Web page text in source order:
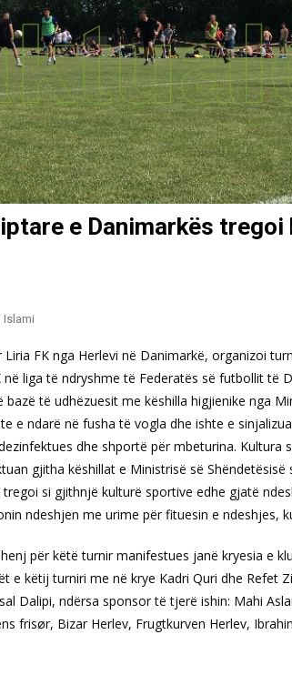
e Danimarkës
Islami
Liria FK nga Herlevi në Danimarkë, organizoi
liga të ndryshme të Federatës së futbollit të
bazë të udhëzuesit me këshilla higjienike nga
e ndarë në fusha të vogla dhe ishte e
dhe shportë për mbeturina.
gjitha këshillat e Ministrisë së
si gjithnjë kulturë sportive edhe gjatë
ndeshjen me urime për fituesin e ndeshjes,
për këtë turnir manifestues janë kryesia e
e këtij turniri me në krye Kadri Quri dhe Refet
Dalipi, ndërsa sponsor të tjerë ishin: Mahi
frisør, Bizar Herlev, Frugtkurven Herlev,